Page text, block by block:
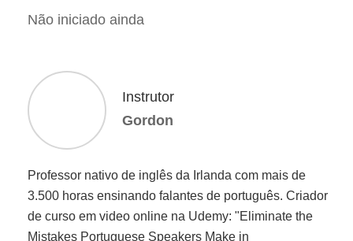
Não iniciado ainda
Instrutor
Gordon
Professor nativo de inglês da Irlanda com mais de
3.500 horas ensinando falantes de português. Criador
de curso em video online na Udemy: "Eliminate the
Mistakes Portuguese Speakers Make in